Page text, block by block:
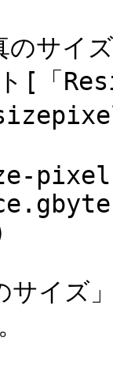
サイ
ト[「
サイズ